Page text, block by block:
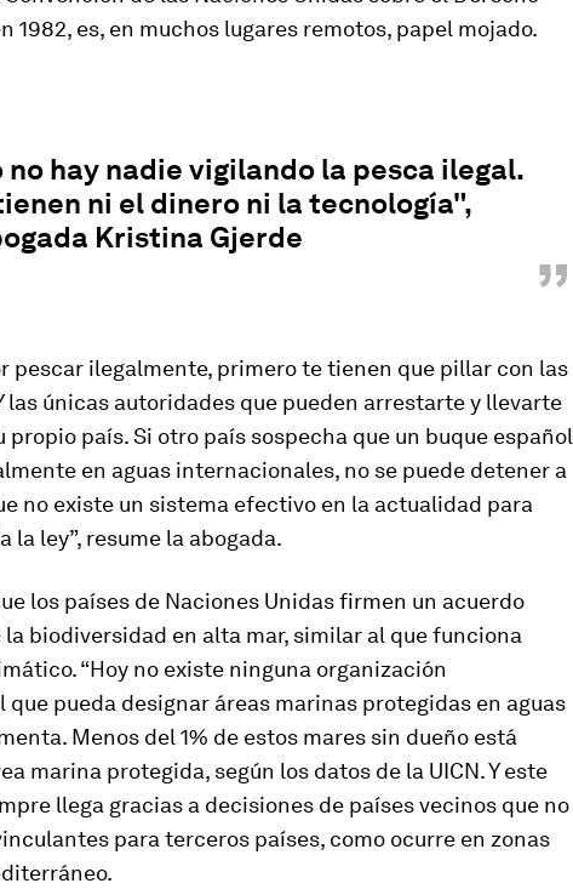
1982, es, en muchos lugares remotos, papel mojado.
hay nadie vigilando la pesca ilegal.
ni el dinero ni la tecnología",
Kristina Gjerde
”
pescar ilegalmente, primero te tienen que pillar con las
las únicas autoridades que pueden arrestarte y llevarte
propio país. Si otro país sospecha que un buque español
en aguas internacionales, no se puede detener a
no existe un sistema efectivo en la actualidad para
la ley”, resume la abogada.
los países de Naciones Unidas firmen un acuerdo
biodiversidad en alta mar, similar al que funciona
“Hoy no existe ninguna organización
pueda designar áreas marinas protegidas en aguas
Menos del 1% de estos mares sin dueño está
marina protegida, según los datos de la UICN. Y este
llega gracias a decisiones de países vecinos que no
para terceros países, como ocurre en zonas